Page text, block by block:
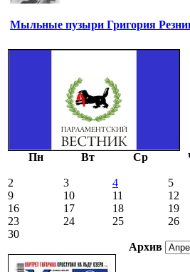
Мыльные пузыри Григория
Пн Вт Ср
2
3 4 5
9
10 11 12
16
17 18 19
23
24 25 26
30
Архив